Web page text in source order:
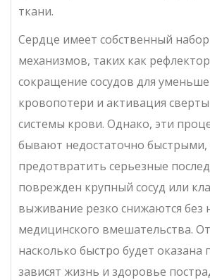
ткани.
Сердце имеет собственный
механизмов, таких как
сокращение сосудов для
кровопотери и активация
системы крови. Однако, эти
бывают недостаточно быстрыми,
предотвратить серьезные
поврежден крупный сосуд или
выживание резко снижаются без
медицинского вмешательства.
насколько быстро будет
зависят жизнь и здоровье